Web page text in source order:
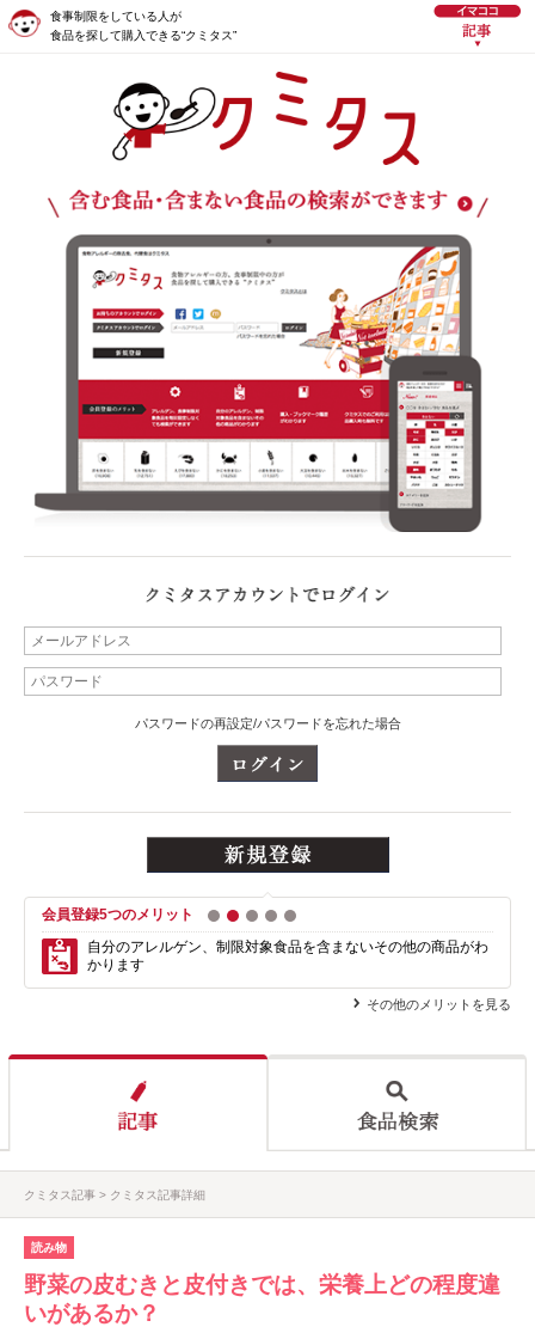
食事制限をしている人が
食品を探して購入できる“クミタス”
パスワードの再設定/パスワードを忘れた場合
会員登録5つのメリット 1 2 3 4
自分のアレルゲン、制限対象食品を含まないその他の商品がわ
かります
その他のメリットを見る
クミタス記事 クミタス記事詳細
読み物
野菜の皮むきと皮付きでは、栄養上どの程度違
いがあるか？